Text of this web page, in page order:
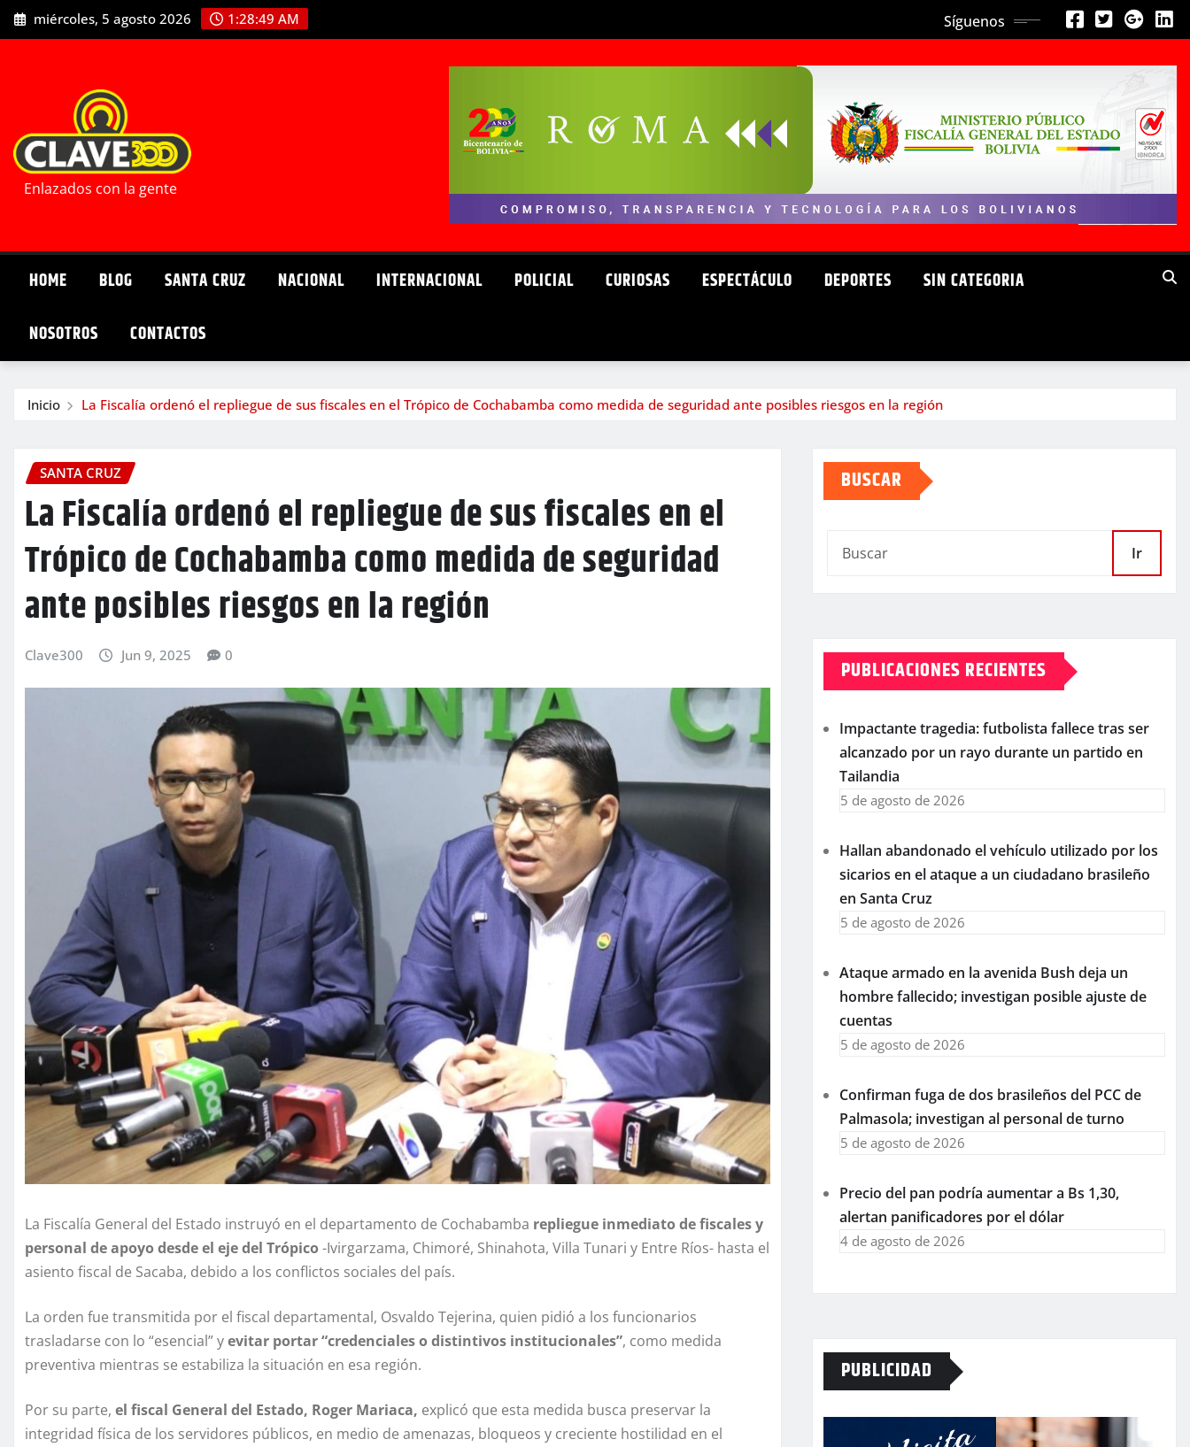
Saltar
al
miércoles, 5 agosto 2026 1:28:51 AM Síguenos
Enlazados con la gente
HOME BLOG SANTA CRUZ NACIONAL INTERNACIONAL POLICIAL CURIOSAS ESPECTÁCULO DEPORTES SIN CATEGORIA
NOSOTROS CONTACTOS
Inicio La Fiscalía ordenó el repliegue de sus fiscales en el Trópico de Cochabamba como medida de seguridad ante posibles riesgos en la región
SANTA CRUZ
La Fiscalía ordenó el repliegue de sus fiscales en el
Trópico de Cochabamba como medida de seguridad
ante posibles riesgos en la región
Clave300 Jun 9, 2025 0
La Fiscalía General del Estado instruyó en el departamento de Cochabamba repliegue inmediato de fiscales y
personal de apoyo desde el eje del Trópico -Ivirgarzama, Chimoré, Shinahota, Villa Tunari y Entre Ríos- hasta el
asiento fiscal de Sacaba, debido a los conflictos sociales del país.
La orden fue transmitida por el fiscal departamental, Osvaldo Tejerina, quien pidió a los funcionarios
trasladarse con lo “esencial” yevitar portar “credenciales o distintivos institucionales”, como medida
preventiva mientras se estabiliza la situación en esa región.
Por su parte, el fiscal General del Estado, Roger Mariaca, explicó que esta medida busca preservar la
integridad física de los servidores públicos, en medio de amenazas, bloqueos y creciente hostilidad en el
BUSCAR
Ir
PUBLICACIONES RECIENTES
Impactante tragedia: futbolista fallece tras ser
alcanzado por un rayo durante un partido en
Tailandia
5 de agosto de 2026
Hallan abandonado el vehículo utilizado por los
sicarios en el ataque a un ciudadano brasileño
en Santa Cruz
5 de agosto de 2026
Ataque armado en la avenida Bush deja un
hombre fallecido; investigan posible ajuste de
cuentas
5 de agosto de 2026
Confirman fuga de dos brasileños del PCC de
Palmasola; investigan al personal de turno
5 de agosto de 2026
Precio del pan podría aumentar a Bs 1,30,
alertan panificadores por el dólar
4 de agosto de 2026
PUBLICIDAD